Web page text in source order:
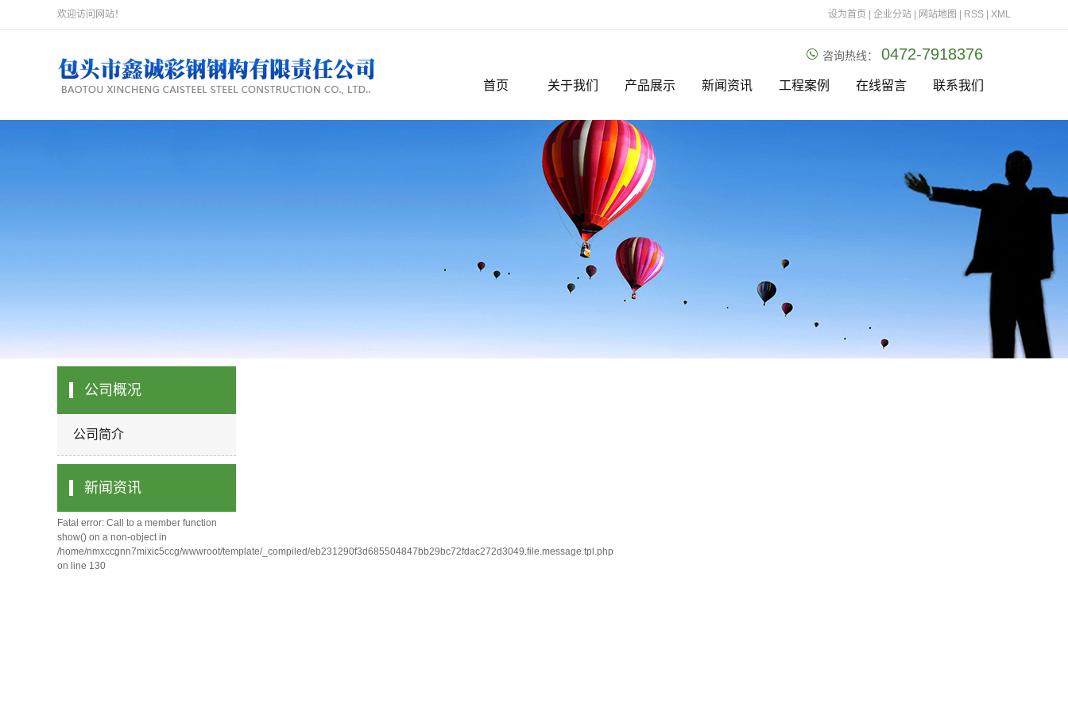
欢迎访问网站！ 设为首页 企业分站 网站地图 RSS XML
咨询热线： 0472-7918376
首页 关于我们
公司简介
产品展示
彩钢夹芯板
彩钢压型板
复合板
围挡板
冲孔抗风板
楼板瓦
C型檩条
新闻资讯
公司新闻
工程案例
一级案例
在线留言 联系我们
公司概况
公司简介
新闻资讯
Fatal error: Call to a member function
show() on a non-object in
/home/nmxccgnn7mixic5ccg/wwwroot/template/_compiled/eb231290f3d685504847bb29bc72fdac272d3049.file.message.tpl.php
on line 130